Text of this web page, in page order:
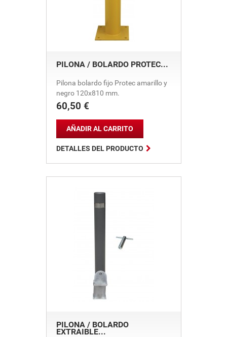
PILONA / BOLARDO PROTEC...
Pilona bolardo fijo Protec amarillo y
negro 120x810 mm.
Precio
60,50 €

AÑADIR AL CARRITO
DETALLES DEL PRODUCTO
PILONA / BOLARDO
EXTRAIBLE...